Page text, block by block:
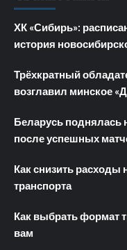
ХК «Сибирь»:
история
Трёхкратный
возглавил минское
Беларусь поднялась
после успешных
Как снизить расходы
транспорта
Как выбрать формат
вам